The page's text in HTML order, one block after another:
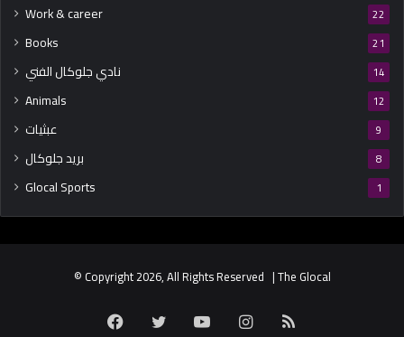
Work & career 22
Books 21
نادي جلوكال الفني 14
Animals 12
عبثيات 9
بريد جلوكال 8
Glocal Sports 1
© Copyright 2026, All Rights Reserved | The Glocal
Facebook Twitter YouTubeInstagram